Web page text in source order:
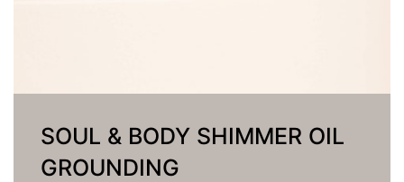
SOUL & BODY SHIMMER OIL
GROUNDING